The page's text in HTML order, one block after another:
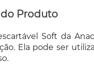
Produto
Soft da
Ela pode ser